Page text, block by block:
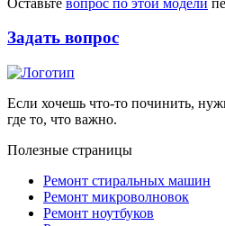
Задать вопрос
Если хочешь что-то починить,
где то, что важно.
Полезные страницы
Ремонт стиральных машин
Ремонт микроволновок
Ремонт ноутбуков